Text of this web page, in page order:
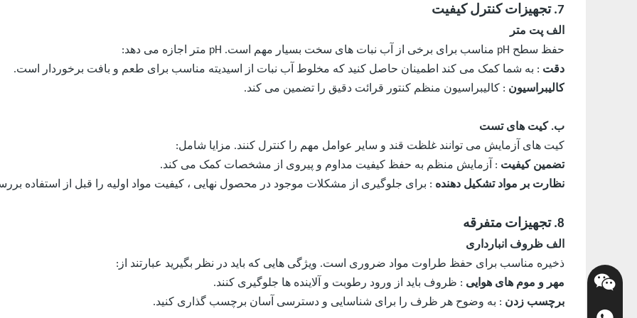
7. تجهیزات کنترل کیفیت
الف پت متر
حفظ سطح pH مناسب برای برخی از آب نبات های سخت بسیار مهم است. pH متر اجازه می دهد:
دقت : به شما کمک می کند اطمینان حاصل کنید که مخلوط آب نبات از اسیدیته مناسب برای طعم و بافت برخوردار است.
کالیبراسیون : کالیبراسیون منظم کنتور قرائت دقیق را تضمین می کند.
ب. کیت های تست
کیت های آزمایش می توانند غلظت قند و سایر عوامل مهم را کنترل کنند. مزایا شامل:
تضمین کیفیت : آزمایش منظم به حفظ کیفیت مداوم و پیروی از مشخصات کمک می کند.
نظارت بر مواد تشکیل دهنده : برای جلوگیری از مشکلات موجود در محصول نهایی ، کیفیت مواد اولیه را قبل از استفاده
8. تجهیزات متفرقه
الف ظروف انبارداری
ذخیره مناسب برای حفظ طراوت مواد ضروری است. ویژگی هایی که باید در نظر بگیرید عبارتند از:
مهر و موم های هوایی : ظروف باید از ورود رطوبت و آلاینده ها جلوگیری کنند.
برچسب زدن : به وضوح هر ظرف را برای شناسایی و دسترسی آسان برچسب گذاری کنید.